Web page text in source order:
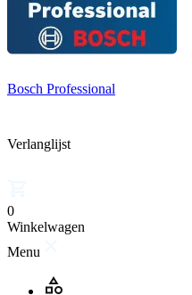
Bosch Professional
Verlanglijst
0
Winkelwagen
Menu